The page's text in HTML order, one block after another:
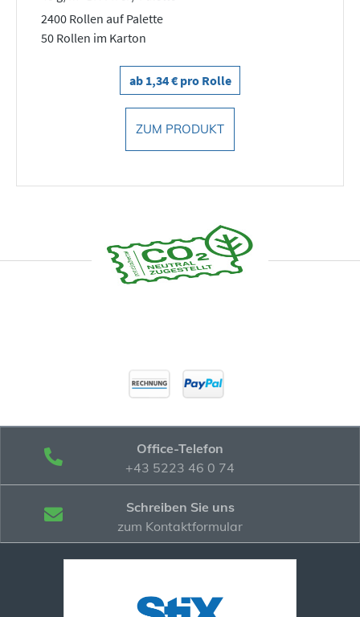
2400 Rollen auf Palette
50 Rollen im Karton
ab 1,34 € pro Rolle
ZUM PRODUKT
Office-Telefon
+43 5223 46 0 74
Schreiben Sie uns
zum Kontaktformular